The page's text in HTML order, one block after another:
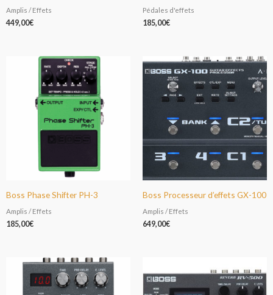
Amplis / Effets
449,00€
Pédales d'effets
185,00€
Boss Phase Shifter PH-3
Amplis / Effets
185,00€
Boss Processeur d’effets GX-100
Amplis / Effets
649,00€